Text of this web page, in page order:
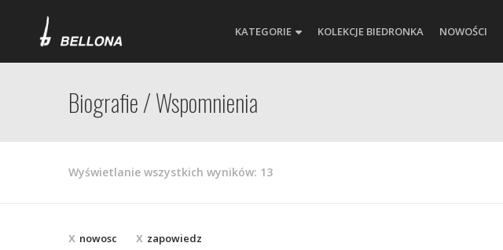
KATEGORIE KOLEKCJE BIEDRONKA NOWOŚCI
Biografie / Wspomnienia
Wyświetlanie wszystkich wyników: 13Posortowane
nowosc zapowiedz